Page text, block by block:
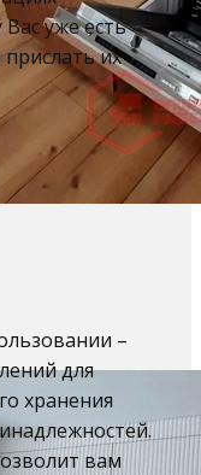
уже есть
их
–
для
хранения
вам